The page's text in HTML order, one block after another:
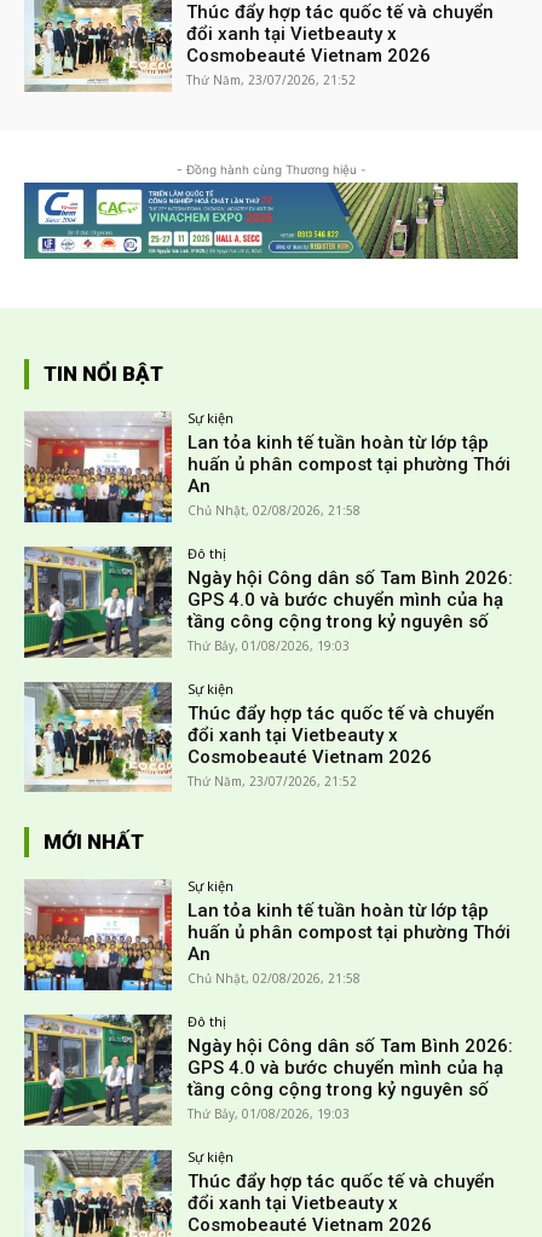
Thúc đẩy hợp tác quốc tế và chuyển
đổi xanh tại Vietbeauty x
Cosmobeauté Vietnam 2026
Thứ Năm, 23/07/2026, 21:52
- Đồng hành cùng Thương hiệu -
TIN NỔI BẬT
Sự kiện
Lan tỏa kinh tế tuần hoàn từ lớp tập
huấn ủ phân compost tại phường Thới
An
Chủ Nhật, 02/08/2026, 21:58
Đô thị
Ngày hội Công dân số Tam Bình 2026:
GPS 4.0 và bước chuyển mình của hạ
tầng công cộng trong kỷ nguyên số
Thứ Bảy, 01/08/2026, 19:03
Sự kiện
Thúc đẩy hợp tác quốc tế và chuyển
đổi xanh tại Vietbeauty x
Cosmobeauté Vietnam 2026
Thứ Năm, 23/07/2026, 21:52
MỚI NHẤT
Sự kiện
Lan tỏa kinh tế tuần hoàn từ lớp tập
huấn ủ phân compost tại phường Thới
An
Chủ Nhật, 02/08/2026, 21:58
Đô thị
Ngày hội Công dân số Tam Bình 2026:
GPS 4.0 và bước chuyển mình của hạ
tầng công cộng trong kỷ nguyên số
Thứ Bảy, 01/08/2026, 19:03
Sự kiện
Thúc đẩy hợp tác quốc tế và chuyển
đổi xanh tại Vietbeauty x
Cosmobeauté Vietnam 2026